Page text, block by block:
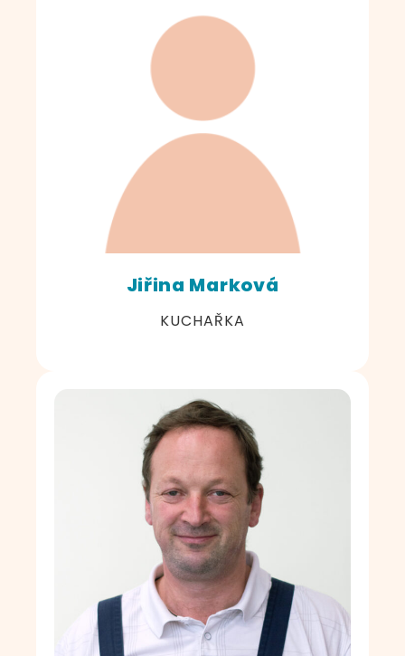
Jiřina Marková
KUCHAŘKA